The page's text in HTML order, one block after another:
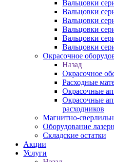
Вальцовки
Вальцовки
Вальцовки
Вальцовки
Вальцовки
Вальцовки
Окрасочное
Назад
Окрасочное
Расходные
Окрасочные
Окрасочные
расходников
Магнитно-
Оборудование
Складские остатки
Акции
Услуги